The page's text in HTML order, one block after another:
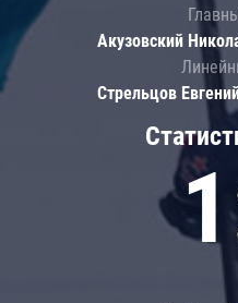
Акузовский
Стрельцов